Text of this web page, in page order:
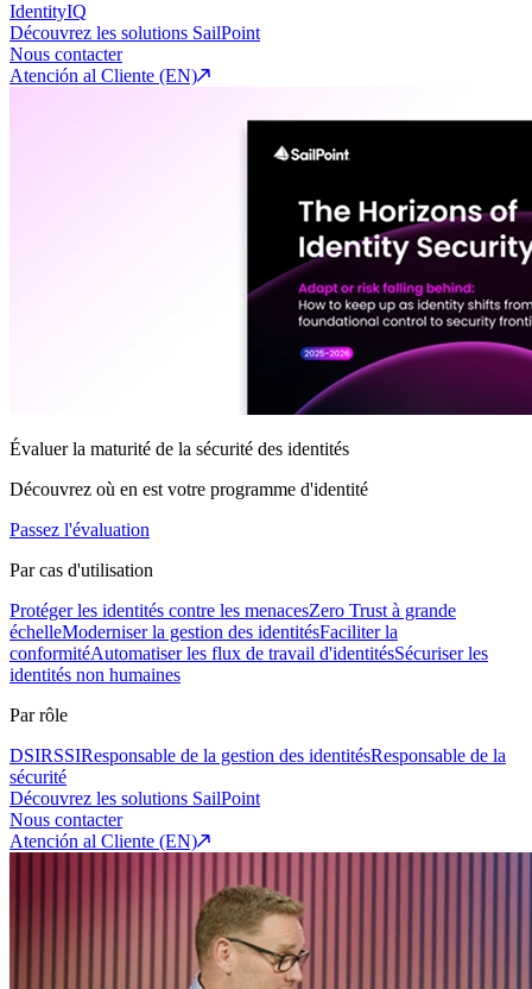
IdentityIQ
Découvrez les solutions SailPoint
Nous contacter
Atención al Cliente (EN)
Évaluer la maturité de la sécurité des identités
Découvrez où en est votre programme d'identité
Passez l'évaluation
Par cas d'utilisation
Protéger les identités contre les menacesZero Trust à grande
échelleModerniser la gestion des identitésFaciliter la
conformitéAutomatiser les flux de travail d'identitésSécuriser les
identités non humaines
Par rôle
DSIRSSIResponsable de la gestion des identitésResponsable de la
sécurité
Découvrez les solutions SailPoint
Nous contacter
Atención al Cliente (EN)